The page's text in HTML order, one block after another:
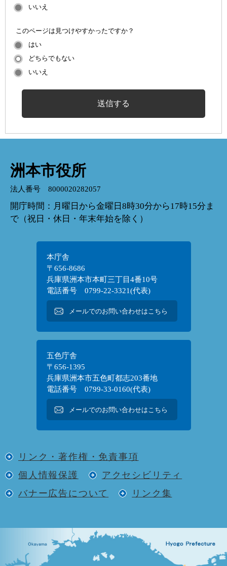
いいえ
このページは見つけやすかったですか？
はい
どちらでもない
いいえ
洲本市役所
法人番号 8000020282057
開庁時間：月曜日から金曜日8時30分から17時15分ま
で（祝日・休日・年末年始を除く）
本庁舎
〒656-8686
兵庫県洲本市本町三丁目4番10号
電話番号 0799-22-3321(代表)
メールでのお問い合わせはこちら
五色庁舎
〒656-1395
兵庫県洲本市五色町都志203番地
電話番号 0799-33-0160(代表)
メールでのお問い合わせはこちら
リンク・著作権・免責事項
個人情報保護
アクセシビリティ
バナー広告について
リンク集